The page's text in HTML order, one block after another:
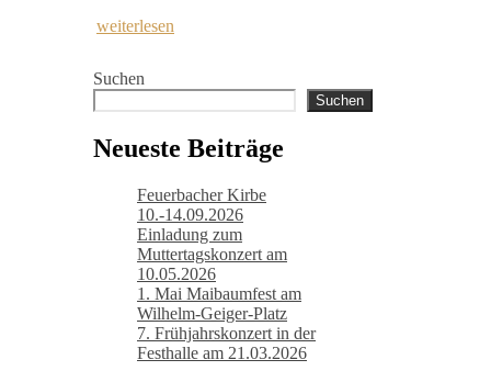
weiterlesen
Suchen
Suchen
Neueste Beiträge
Feuerbacher Kirbe
10.-14.09.2026
Einladung zum
Muttertagskonzert am
10.05.2026
1. Mai Maibaumfest am
Wilhelm-Geiger-Platz
7. Frühjahrskonzert in der
Festhalle am 21.03.2026